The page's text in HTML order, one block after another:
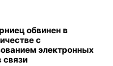
обвинен в
с
электронных
связи